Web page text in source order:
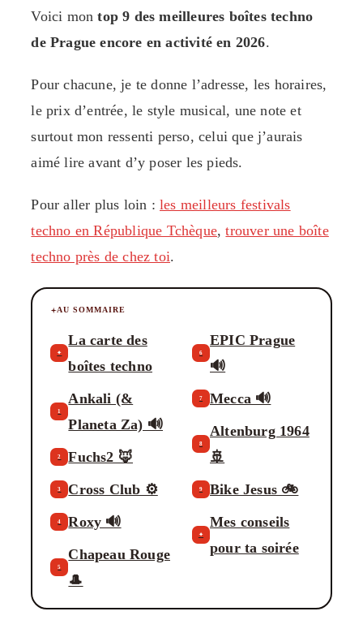
Voici montop 9 des meilleures boîtes techno
de Prague encore en activité en 2026.
Pour chacune, je te donne l’adresse, les horaires,
le prix d’entrée, le style musical, une note et
surtout mon ressenti perso, celui que j’aurais
aimé lire avant d’y poser les pieds.
Pour aller plus loin :les meilleurs festivals
techno en République Tchèque,trouver une boîte
techno près de chez toi.
AU SOMMAIRE
✦
La carte des
boîtes techno
1
Ankali (&
Planeta Za) 🔊
2 Fuchs2 🦊
3 Cross Club ⚙️
4 Roxy 🔊
5
Chapeau Rouge
🎩
6
EPIC Prague
🔊
7 Mecca 🔊
8
Altenburg 1964
🚢
9 Bike Jesus 🚲
✦
Mes conseils
pour ta soirée